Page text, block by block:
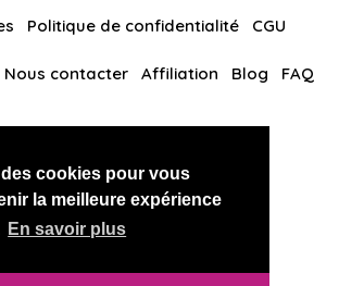
cookies pour vous
la meilleure expérience
En savoir plus
Politique de confidentialité CGU
Nous contacter Affiliation Blog FAQ
RussianKisses